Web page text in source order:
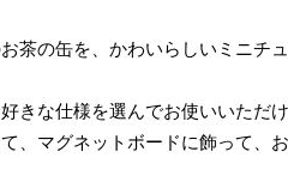
茶の缶を、かわいらしいミニチ
きな仕様を選んでお使いいただけ
、マグネットボードに飾って、